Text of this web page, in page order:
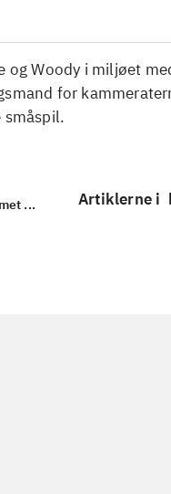
og Woody i miljøet
for
...
Artiklerne i